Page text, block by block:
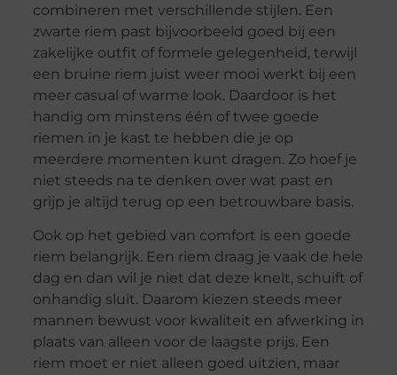
combineren met verschillende stijlen. Een
zwarte riem past bijvoorbeeld goed bij een
zakelijke outfit of formele gelegenheid, terwijl
een bruine riem juist weer mooi werkt bij een
meer casual of warme look. Daardoor is het
handig om minstens één of twee goede
riemen in je kast te hebben die je op
meerdere momenten kunt dragen. Zo hoef je
niet steeds na te denken over wat past en
grijp je altijd terug op een betrouwbare basis.
Ook op het gebied van comfort is een goede
riem belangrijk. Een riem draag je vaak de hele
dag en dan wil je niet dat deze knelt, schuift of
onhandig sluit. Daarom kiezen steeds meer
mannen bewust voor kwaliteit en afwerking in
plaats van alleen voor de laagste prijs. Een
riem moet er niet alleen goed uitzien, maar